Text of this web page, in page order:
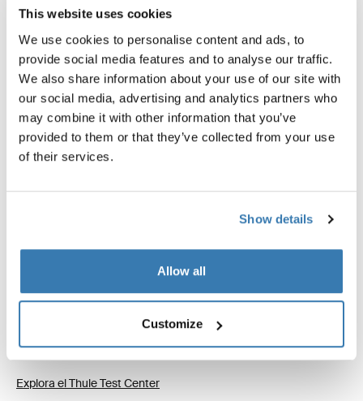
This website uses cookies
We use cookies to personalise content and ads, to
provide social media features and to analyse our traffic.
We also share information about your use of our site with
our social media, advertising and analytics partners who
may combine it with other information that you’ve
provided to them or that they’ve collected from your use
of their services.
Show details
Allow all
Customize
Probados al límite
Suecia, los productos son sometidos a pruebas
extremas. Nuestros sistemas de portaequipajes están
diseñados para cargar tus equipos y ser instalados de
contamos algunas de las tantas pruebas que
realizamos.
Explora el Thule Test Center